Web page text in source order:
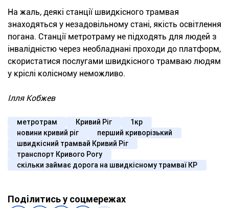
На жаль, деякі станції швидкісного трамвая
знаходяться у незадовільному стані, якість освітлення
погана. Станції метротраму не підходять для людей з
інвалідністю через необладнані проходи до платформ,
скористатися послугами швидкісного трамваю людям
у кріслі колісному неможливо.
Ілля Кобжев
метротрам Кривий Ріг
1кр
новини кривий ріг
перший криворізький
швидкісний трамвай Кривий Ріг
транспорт Кривого Рогу
скільки займає дорога на швидкісному трамваї КР
Поділитись у соцмережах